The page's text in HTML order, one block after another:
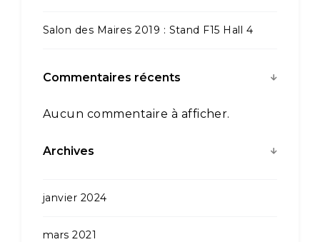
Salon des Maires 2019 : Stand F15 Hall 4
Commentaires récents
Aucun commentaire à afficher.
Archives
janvier 2024
mars 2021